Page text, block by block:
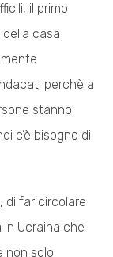
il primo
casa
perchè a
stanno
c’è bisogno di
di far circolare
Ucraina che
non solo.